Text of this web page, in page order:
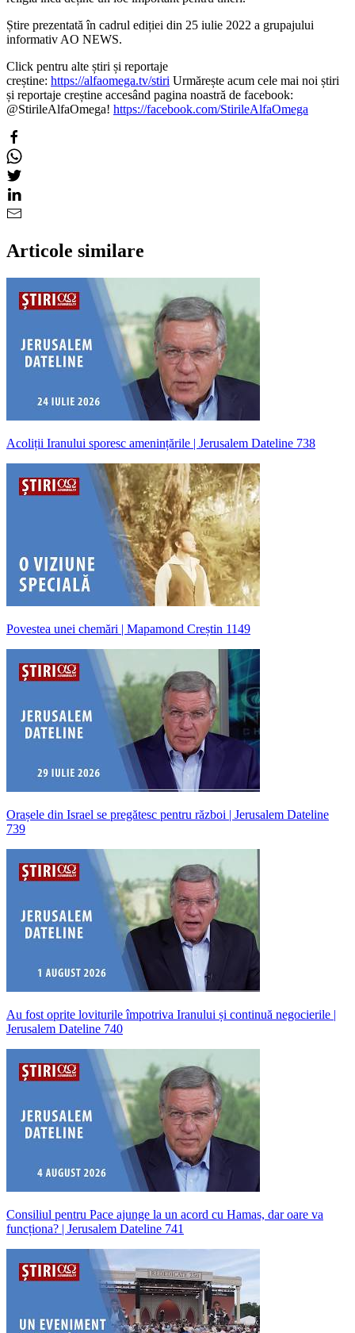
Știre prezentată în cadrul ediției din 25 iulie 2022 a grupajului
informativ AO NEWS.
Click pentru alte știri și reportaje
creștine: https://alfaomega.tv/stiri Urmărește acum cele mai noi știri
și reportaje creștine accesând pagina noastră de facebook:
@StirileAlfaOmega! https://facebook.com/StirileAlfaOmega
Articole similare
Acoliții Iranului sporesc amenințările | Jerusalem Dateline 738
Povestea unei chemări | Mapamond Creștin 1149
Orașele din Israel se pregătesc pentru război | Jerusalem Dateline
739
Au fost oprite loviturile împotriva Iranului și continuă negocierile |
Jerusalem Dateline 740
Consiliul pentru Pace ajunge la un acord cu Hamas, dar oare va
funcționa? | Jerusalem Dateline 741